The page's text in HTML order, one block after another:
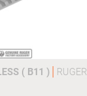
( B11 ) RUGER